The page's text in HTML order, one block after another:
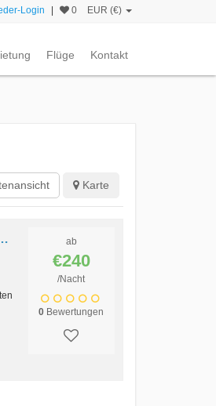
Login 0 EUR (€)
Flüge Kontakt
Karte
Paphos, Zypern ab
€240
/Nacht
0 Bewertungen